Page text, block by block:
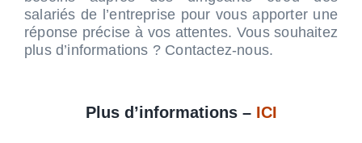
salariés de l’entreprise pour vous apporter une
réponse précise à vos attentes. Vous souhaitez
plus d’informations ? Contactez-nous.
Plus d’informations – ICI